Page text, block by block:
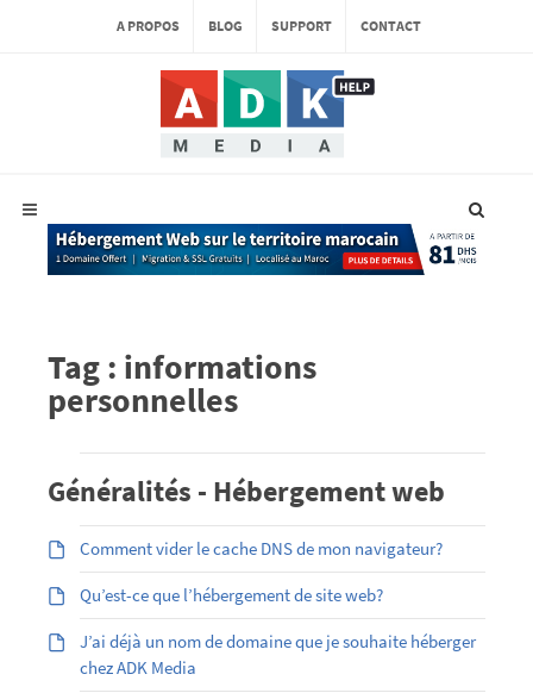
A PROPOS BLOG SUPPORT CONTACT
Tag : informations
personnelles
Généralités - Hébergement web
Comment vider le cache DNS de mon navigateur?
Qu’est-ce que l’hébergement de site web?
J’ai déjà un nom de domaine que je souhaite héberger
chez ADK Media